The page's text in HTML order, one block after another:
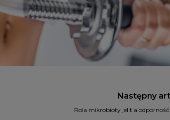
Następny
Rola mikrobioty jelit a odporność